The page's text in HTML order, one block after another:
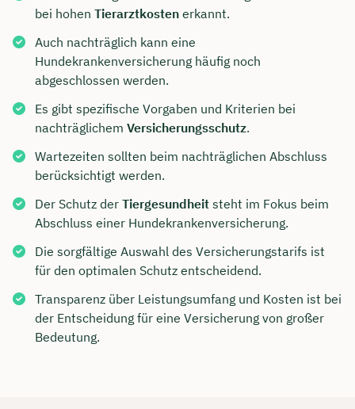
bei hohen Tierarztkosten erkannt.
Auch nachträglich kann eine
Hundekrankenversicherung häufig noch
abgeschlossen werden.
Es gibt spezifische Vorgaben und Kriterien bei
nachträglichem Versicherungsschutz.
Wartezeiten sollten beim nachträglichen Abschluss
berücksichtigt werden.
Der Schutz der Tiergesundheit steht im Fokus beim
Abschluss einer Hundekrankenversicherung.
Die sorgfältige Auswahl des Versicherungstarifs ist
für den optimalen Schutz entscheidend.
Transparenz über Leistungsumfang und Kosten ist bei
der Entscheidung für eine Versicherung von großer
Bedeutung.